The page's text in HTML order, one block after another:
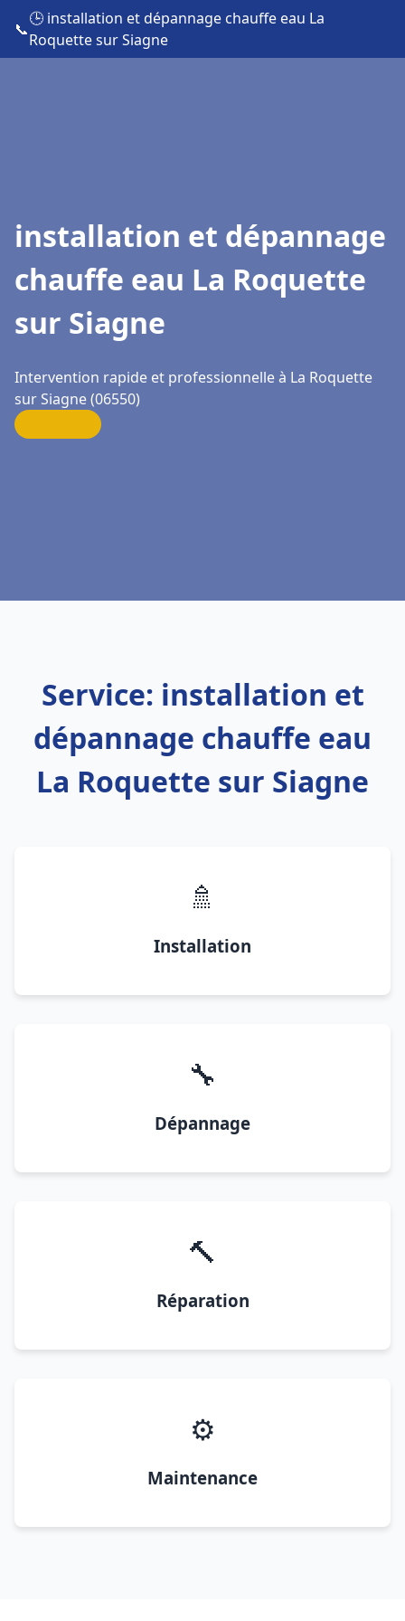
📞
🕒 installation et dépannage chauffe eau La
Roquette sur Siagne
installation et dépannage
chauffe eau La Roquette
sur Siagne
Intervention rapide et professionnelle à La Roquette
sur Siagne (06550)
Service: installation et
dépannage chauffe eau
La Roquette sur Siagne
🚿
Installation
🔧
Dépannage
🔨
Réparation
⚙️
Maintenance